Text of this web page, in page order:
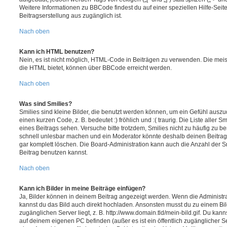
Weitere Informationen zu BBCode findest du auf einer speziellen Hilfe-
Beitragserstellung aus zugänglich ist.
Nach oben
Kann ich HTML benutzen?
Nein, es ist nicht möglich, HTML-Code in Beiträgen zu verwenden. Die
die HTML bietet, können über BBCode erreicht werden.
Nach oben
Was sind Smilies?
Smilies sind kleine Bilder, die benutzt werden können, um ein Gefühl
einen kurzen Code, z. B. bedeutet :) fröhlich und :( traurig. Die Liste aller
eines Beitrags sehen. Versuche bitte trotzdem, Smilies nicht zu häufig zu
schnell unlesbar machen und ein Moderator könnte deshalb deinen
gar komplett löschen. Die Board-Administration kann auch die Anzahl der
Beitrag benutzen kannst.
Nach oben
Kann ich Bilder in meine Beiträge einfügen?
Ja, Bilder können in deinem Beitrag angezeigt werden. Wenn die
kannst du das Bild auch direkt hochladen. Ansonsten musst du zu einem
zugänglichen Server liegt, z. B. http://www.domain.tld/mein-bild.gif. Du
auf deinem eigenen PC befinden (außer es ist ein öffentlich zugänglicher